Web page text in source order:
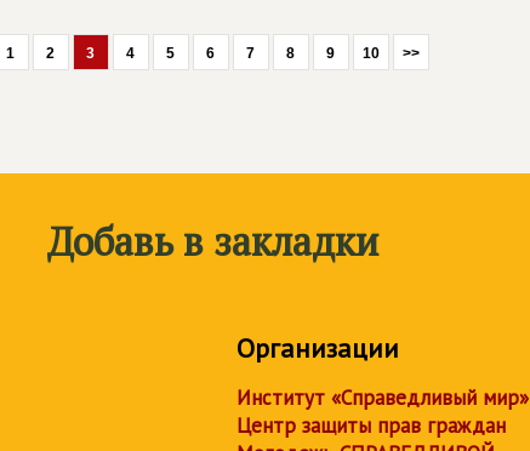
1 2 3 4 5 6 7 8 9 10 >>
Добавь в закладки
Организации
Институт «Справедливый мир»
Центр защиты прав граждан